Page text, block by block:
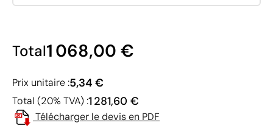
Total1 068,00 €
Prix unitaire :5,34 €
Total (20% TVA) :1 281,60 €
Télécharger le devis en PDF